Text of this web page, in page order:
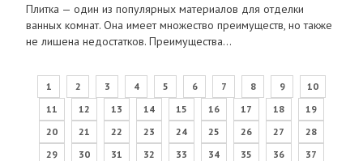
Плитка — один из популярных материалов для отделки
ванных комнат. Она имеет множество преимуществ, но также
не лишена недостатков. Преимущества…
1 2 3 4 5 6 7 8 9
10
11
12 13 14 15 16 17 18
19
20
21 22 23 24 25 26 27
28
29
30 31 32 33 34 35 36
37